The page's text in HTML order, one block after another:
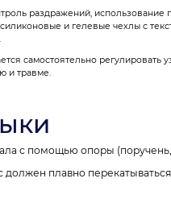
раздражений,
и гелевые чехлы с
самостоятельно
и травме.
с помощью опоры
плавно